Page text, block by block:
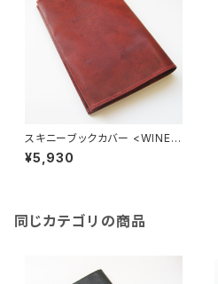
スキニーブックカバー <WINE>
文庫本サイズ
¥5,930
同じカテゴリの商品